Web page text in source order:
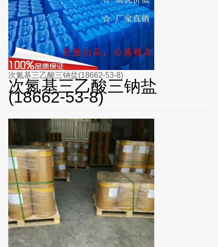
次氮基三乙酸三钠盐(18662-53-8)
次氮基三乙酸三钠盐
(18662-53-8)